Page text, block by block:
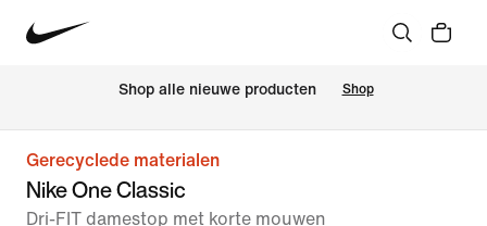
Shop alle nieuwe producten Shop
Gerecyclede materialen
Nike One Classic
Dri-FIT damestop met korte mouwen